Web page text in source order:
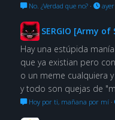
No. ¿Verdad que no?· ayer
SERGIO [Army of
Hay una estúpida
que ya existian pero
o un meme cualquiera
y todo son quejas de
Hoy por ti, mañana por mí·